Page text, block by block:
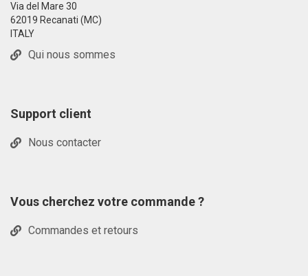
Via del Mare 30
62019 Recanati (MC)
ITALY
Qui nous sommes
Support client
Nous contacter
Vous cherchez votre commande ?
Commandes et retours